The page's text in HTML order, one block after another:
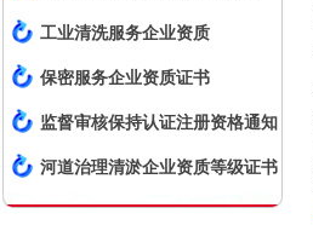
工业清洗服务企业资质
保密服务企业资质证书
监督审核保持认证注册资格通知
书 河道治理清淤企业资质等级证书